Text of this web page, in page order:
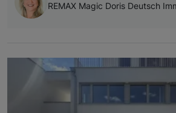
REMAX Magic Doris Deutsch